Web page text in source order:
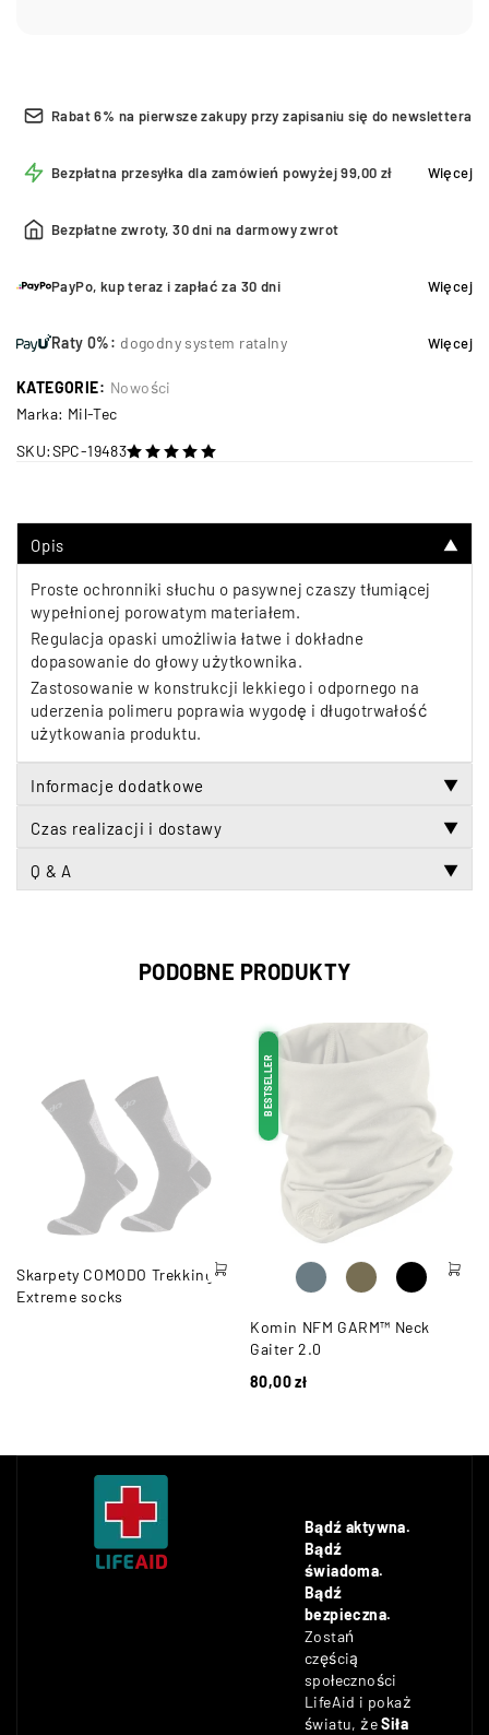
Rabat 6% na pierwsze zakupy przy zapisaniu się do newslettera
Bezpłatna przesyłka dla zamówień powyżej 99,00 zł Więcej
Bezpłatne zwroty, 30 dni na darmowy zwrot
PayPo, kup teraz i zapłać za 30 dni Więcej
Raty 0%: dogodny system ratalny Więcej
KATEGORIE: Nowości
Marka: Mil-Tec
SKU:SPC-19483
Opis ▼
Proste ochronniki słuchu o pasywnej czaszy tłumiącej
wypełnionej porowatym materiałem.
Regulacja opaski umożliwia łatwe i dokładne
dopasowanie do głowy użytkownika.
Zastosowanie w konstrukcji lekkiego i odpornego na
uderzenia polimeru poprawia wygodę i długotrwałość
użytkowania produktu.
Informacje dodatkowe ▼
Czas realizacji i dostawy ▼
Q & A ▼
PODOBNE PRODUKTY
Skarpety COMODO Trekking
Extreme socks
BESTSELLER
Komin NFM GARM™ Neck
Gaiter 2.0
80,00zł
Bądź aktywna.
Bądź
świadoma.
Bądź
bezpieczna.
Zostań
częścią
społeczności
LifeAid i pokaż
światu, żeSiła